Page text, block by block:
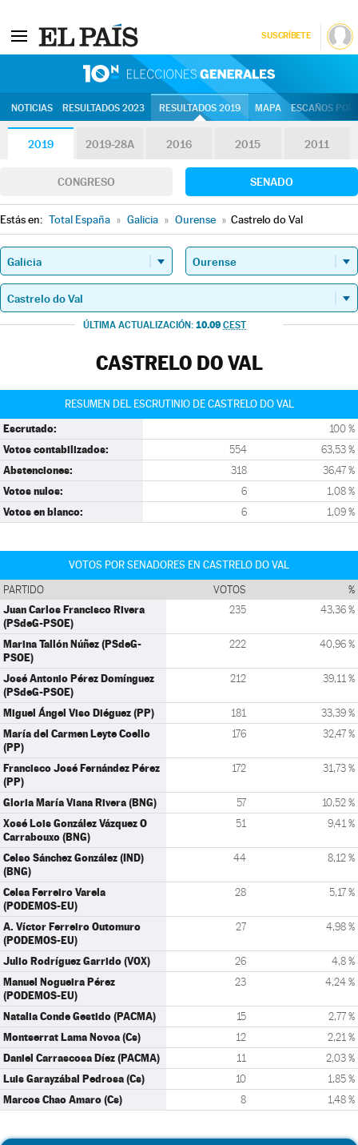
SUSCRÍBETE
NOTICIAS RESULTADOS 2023 RESULTADOS 2019 MAPA ESCAÑOS
2019 2019-28A 2016 2015 2011
CONGRESO SENADO
Estás en: Total España » Galicia » Ourense » Castrelo do Val
ÚLTIMA ACTUALIZACIÓN: 10.09 CEST
CASTRELO DO VAL
RESUMEN DEL ESCRUTINIO DE CASTRELO DO VAL
Escrutado: 100 %
Votos contabilizados: 554 63,53 %
Abstenciones: 318 36,47 %
Votos nulos: 6 1,08 %
Votos en blanco: 6 1,09 %
VOTOS POR SENADORES EN CASTRELO DO VAL
PARTIDO VOTOS %
Juan Carlos Francisco Rivera
(PSdeG-PSOE)
235 43,36 %
Marina Tallón Núñez (PSdeG-
PSOE)
222 40,96 %
José Antonio Pérez Domínguez
(PSdeG-PSOE)
212 39,11 %
Miguel Ángel Viso Diéguez (PP) 181 33,39 %
María del Carmen Leyte Coello
(PP)
176 32,47 %
Francisco José Fernández Pérez
(PP)
172 31,73 %
Gloria María Viana Rivera (BNG) 57 10,52 %
Xosé Lois González Vázquez O
Carrabouxo (BNG)
51 9,41 %
Celso Sánchez González (IND)
(BNG)
44 8,12 %
Celsa Ferreiro Varela
(PODEMOS-EU)
28 5,17 %
A. Víctor Ferreiro Outomuro
(PODEMOS-EU)
27 4,98 %
Julio Rodríguez Garrido (VOX) 26 4,8 %
Manuel Nogueira Pérez
(PODEMOS-EU)
23 4,24 %
Natalia Conde Gestido (PACMA) 15 2,77 %
Montserrat Lama Novoa (Cs) 12 2,21 %
Daniel Carrascosa Díez (PACMA) 11 2,03 %
Luis Garayzábal Pedrosa (Cs) 10 1,85 %
Marcos Chao Amaro (Cs) 8 1,48 %